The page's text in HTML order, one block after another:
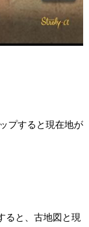
プすると現在地が
ると、古地図と現